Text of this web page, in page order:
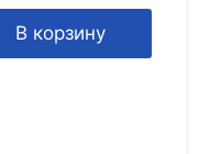
В корзину